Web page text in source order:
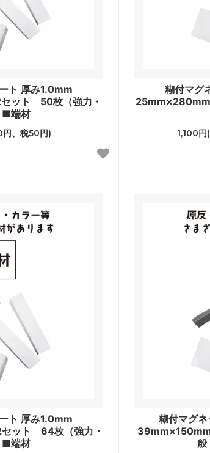
ト 厚み1.0mm
ット 50枚（強力・
■端材
、税50円)
糊付マグ
1,100
ト 厚み1.0mm
ット 64枚（強力・
■端材
糊付マグ
般